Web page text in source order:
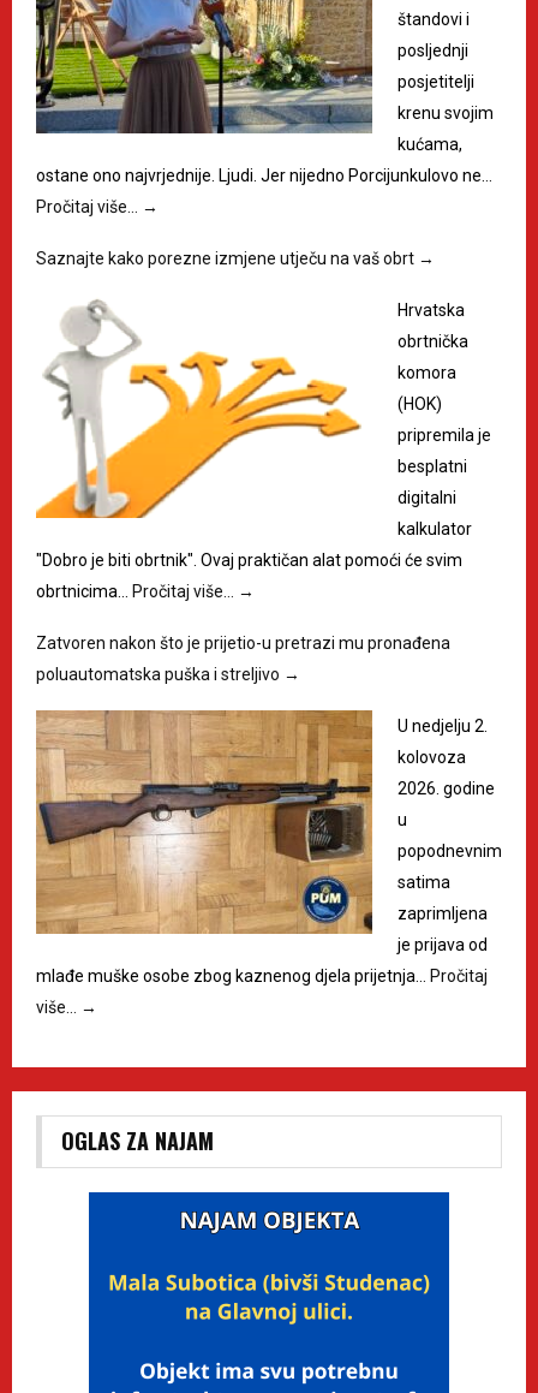
štandovi i
posljednji
posjetitelji
krenu svojim
kućama,
ostane ono najvrjednije. Ljudi. Jer nijedno Porcijunkulovo ne…
Pročitaj više…
→
Saznajte kako porezne izmjene utječu na vaš obrt →
Hrvatska
obrtnička
komora
(HOK)
pripremila je
besplatni
digitalni
kalkulator
"Dobro je biti obrtnik". Ovaj praktičan alat pomoći će svim
obrtnicima… Pročitaj više… →
Zatvoren nakon što je prijetio-u pretrazi mu pronađena
poluautomatska puška i streljivo →
U nedjelju 2.
kolovoza
2026. godine
u
popodnevnim
satima
zaprimljena
je prijava od
mlađe muške osobe zbog kaznenog djela prijetnja… Pročitaj
više…
→
OGLAS ZA NAJAM